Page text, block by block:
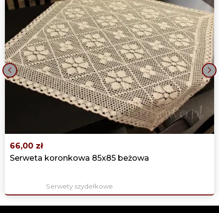
66,00 zł
Serweta koronkowa 85x85 beżowa
Serwety szydełkowe
‹ ›